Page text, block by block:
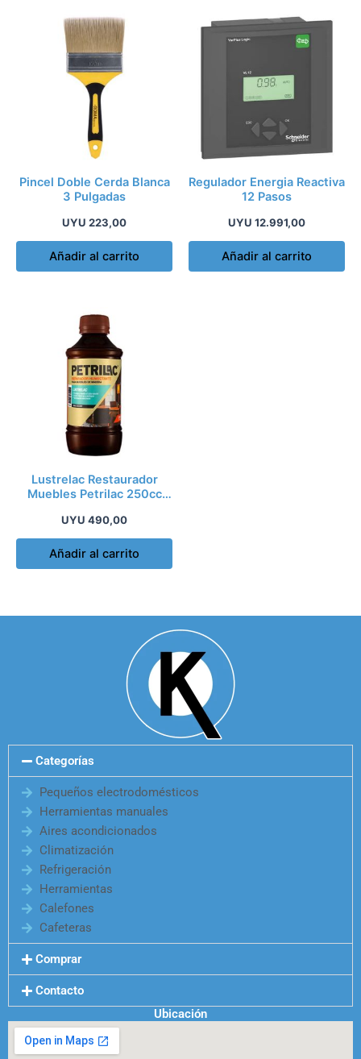
Pincel Doble Cerda Blanca
3 Pulgadas
UYU 223,00
Añadir al carrito
Regulador Energia Reactiva
12 Pasos
UYU 12.991,00
Añadir al carrito
Lustrelac Restaurador
Muebles Petrilac 250cc
UYU 490,00
Añadir al carrito
Categorías
Pequeños electrodomésticos
Herramientas manuales
Aires acondicionados
Climatización
Refrigeración
Herramientas
Calefones
Cafeteras
Comprar
Contacto
Ubicación